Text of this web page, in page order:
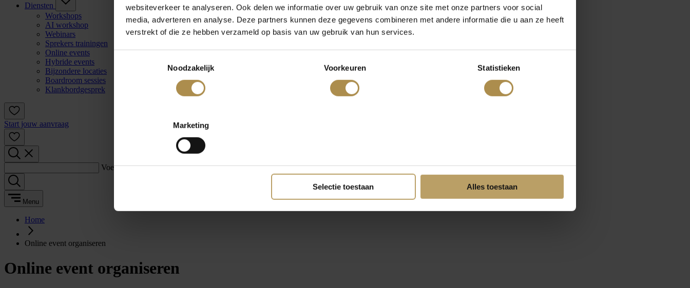
websiteverkeer te analyseren. Ook delen we informatie over uw gebruik van onze site met onze partners voor social
media, adverteren en analyse. Deze partners kunnen deze gegevens combineren met andere informatie die u aan ze heeft
verstrekt of die ze hebben verzameld op basis van uw gebruik van hun services.
Noodzakelijk
Voorkeuren Statistieken
Marketing
Selectie toestaan Alles toestaan
Diensten
Workshops
AI workshop
Webinars
Sprekers trainingen
Online events
Hybride events
Bijzondere locaties
Boardroom sessies
Klankbordgesprek
Start jouw aanvraag
Voer een zoekterm in:
Menu
Home
Online event organiseren
Online event organiseren